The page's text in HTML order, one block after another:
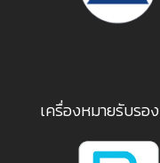
เครื่องหมายรับรอง